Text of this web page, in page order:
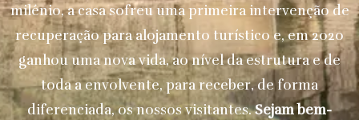
milénio, a casa sofreu uma primeira intervenção de
recuperação para alojamento turístico e, em 2020
ganhou uma nova vida, ao nível da estrutura e de
toda a envolvente, para receber, de forma
diferenciada, os nossos visitantes.Sejam bem-